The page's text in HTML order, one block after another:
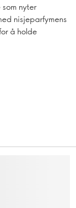
nyter
nisjeparfymens
å holde